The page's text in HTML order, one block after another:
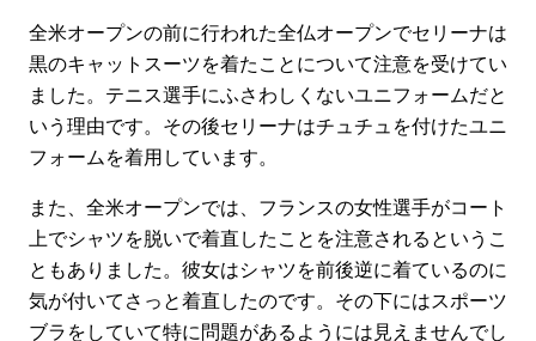
全米オープンの前に行われた全仏オープンでセリーナは
黒のキャットスーツを着たことについて注意を受けてい
ました。テニス選手にふさわしくないユニフォームだと
いう理由です。その後セリーナはチュチュを付けたユニ
フォームを着用しています。
また、全米オープンでは、フランスの女性選手がコート
上でシャツを脱いで着直したことを注意されるというこ
ともありました。彼女はシャツを前後逆に着ているのに
気が付いてさっと着直したのです。その下にはスポーツ
ブラをしていて特に問題があるようには見えませんでし